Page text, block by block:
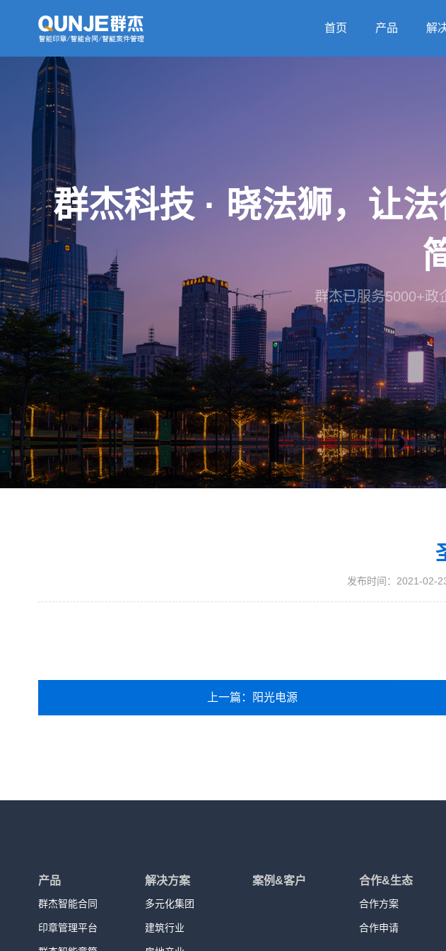
首页 产品 解
群杰科技 · 晓法狮，让
群杰已服务5000+政
发布时间：2021-02-
上一篇：阳光电源
产品
群杰智能合同
印章管理平台
解决方案
多元化集团
建筑行业
案例&客户 合作&生态
合作方案
合作申请